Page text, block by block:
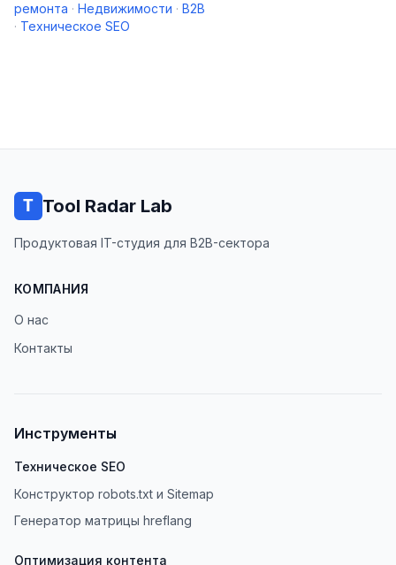
ремонта · Недвижимости · B2B
· Техническое SEO
Tool Radar Lab
Продуктовая IT-студия для B2B-сектора
КОМПАНИЯ
О нас
Контакты
Инструменты
Техническое SEO
Конструктор robots.txt и Sitemap
Генератор матрицы hreflang
Оптимизация контента